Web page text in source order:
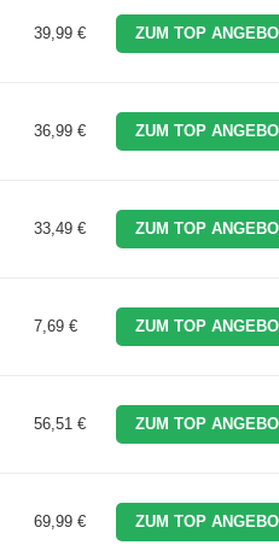
39,99 € ZUM TOP
36,99 € ZUM TOP
33,49 € ZUM TOP
7,69 € ZUM TOP
56,51 € ZUM TOP
69,99 € ZUM TOP